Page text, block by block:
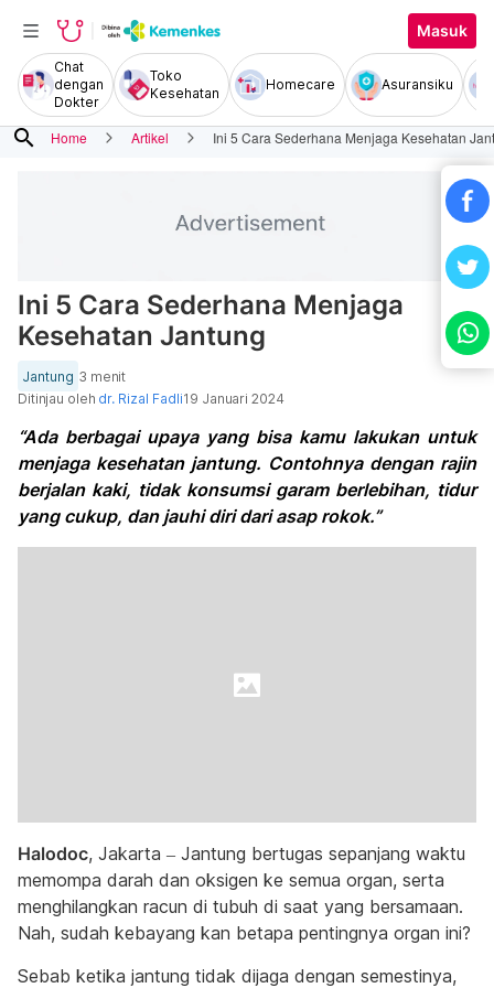
Masuk
Chat
dengan
Dokter
Toko
Kesehatan
Homecare Asuransiku
search Home Artikel Ini 5 Cara Sederhana Menjaga Kesehatan
Ini 5 Cara Sederhana Menjaga
Kesehatan Jantung
Jantung 3 menit
Ditinjau oleh dr. Rizal Fadli19 Januari 2024
“Ada berbagai upaya yang bisa kamu lakukan untuk
menjaga kesehatan jantung. Contohnya dengan rajin
berjalan kaki, tidak konsumsi garam berlebihan, tidur
yang cukup, dan jauhi diri dari asap rokok.”
Halodoc, Jakarta – Jantung bertugas sepanjang waktu
memompa darah dan oksigen ke semua organ, serta
menghilangkan racun di tubuh di saat yang bersamaan.
Nah, sudah kebayang kan betapa pentingnya organ ini?
Sebab ketika jantung tidak dijaga dengan semestinya,